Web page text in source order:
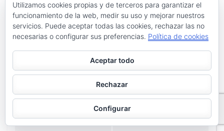
Utilizamos cookies propias y de terceros para garantizar el
funcionamiento de la web, medir su uso y mejorar nuestros
servicios. Puede aceptar todas las cookies, rechazar las no
necesarias o configurar sus preferencias. Política de cookies
Aceptar todo
Rechazar
Configurar